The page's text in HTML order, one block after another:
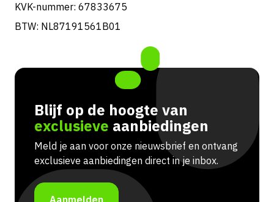
KVK-nummer: 67833675
BTW: NL87191561B01
Blijf op de hoogte van
exclusieve aanbiedingen
Meld je aan voor onze nieuwsbrief en ontvang
exclusieve aanbiedingen direct in je inbox.